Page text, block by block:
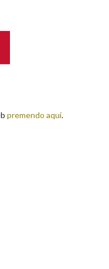
premendo aquí.